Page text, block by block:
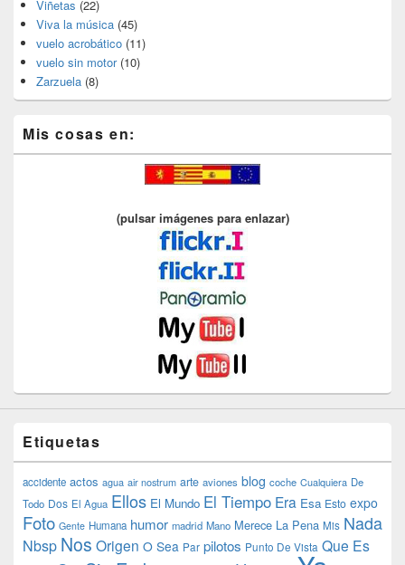
Viñetas (22)
Viva la música (45)
vuelo acrobático (11)
vuelo sin motor(10)
Zarzuela (8)
Mis cosas en:
(pulsar imágenes para enlazar)
Etiquetas
accidente actos agua air nostrum arte aviones blog coche Cualquiera De
Todo Dos El Agua Ellos El Mundo El Tiempo Era Esa Esto expo
Foto Gente Humana humor madrid Mano Merece La Pena Mis Nada
Nbsp Nos Origen O Sea Par pilotos Punto De Vista Que Es